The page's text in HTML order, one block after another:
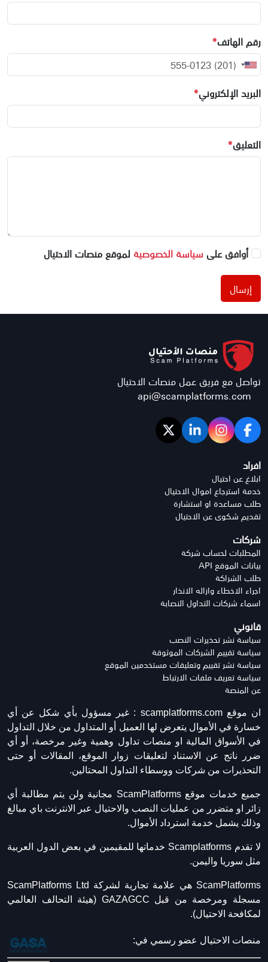
رقم الهاتف*
البريد الإلكتروني*
التعليق*
أوافق على سياسة الخصوصية لموقع منصات الاحتيال
إرسال
تواصل مع فريق عمل منصات الاحتيال
api@scamplatforms.com
افراد
ابلاغ عن احتيال
خدمة استرجاع اموال الاحتيال
طلب مساعدة او استشارة
تقديم شكوى عن الاحتيال
شركات
المطلبات لحساب شركة
بيانات الموقع API
طلب الشراكة
اجراء الاخطاء وازاله الانذار
اسماء شركات التداول النصابة
قانوني
سياسة نشر تحذيرات النصب
سياسة تقييم الشركات الموثوقة
سياسة نشر تقييم وتعليقات مستخدمين الموقع
سياسة تعريف ملفات الارتباط
عن المنصة
ان موقع scamplatforms.com :
غير مسؤول بأي شكل عن أي
خسارة في الأموال يتعرض لها العميل أو المتداول من خلال التداول
في الأسواق المالية او منصات تداول وهمية وغير مرخصة، أو أي
ضرر ناتج عن الاستناد لتعليقات زوار الموقع، المقالات أو حتى
التحذيرات من شركات ووسطاء التداول المحتالين.
جميع خدمات موقع ScamPlatforms مجانية ولن يتم مطالبة أي
زائر او متضرر من عمليات النصب والاحتيال عبر الانترنت باي مبالغ
وذلك يشمل خدمة استرداد الأموال.
لا تقدم Scamplatforms خدماتها للمقيمين في بعض الدول العربية
مثل سوريا واليمن.
ScamPlatforms هي علامة تجارية لشركة ScamPlatforms Ltd
مسجلة ومرخصة من قبل GAZAGCC (هيئة التحالف العالمي
لمكافحة الاحتيال).
منصات الاحتيال عضو رسمي في: